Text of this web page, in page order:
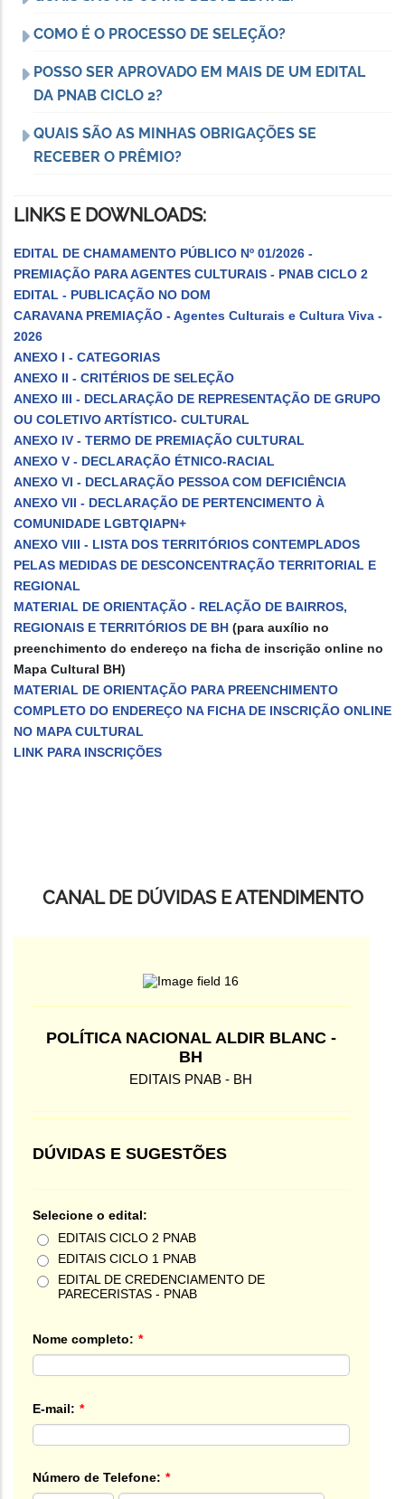
COMO É O PROCESSO DE SELEÇÃO?
POSSO SER APROVADO EM MAIS DE UM EDITAL
DA PNAB CICLO 2?
QUAIS SÃO AS MINHAS OBRIGAÇÕES SE
RECEBER O PRÊMIO?
LINKS E DOWNLOADS:
EDITAL DE CHAMAMENTO PÚBLICO Nº 01/2026 -
PREMIAÇÃO PARA AGENTES CULTURAIS - PNAB CICLO 2
EDITAL - PUBLICAÇÃO NO DOM
CARAVANA PREMIAÇÃO - Agentes Culturais e Cultura Viva -
2026
ANEXO I - CATEGORIAS
ANEXO II - CRITÉRIOS DE SELEÇÃO
ANEXO III - DECLARAÇÃO DE REPRESENTAÇÃO DE GRUPO
OU COLETIVO ARTÍSTICO- CULTURAL
ANEXO IV - TERMO DE PREMIAÇÃO CULTURAL
ANEXO V - DECLARAÇÃO ÉTNICO-RACIAL
ANEXO VI - DECLARAÇÃO PESSOA COM DEFICIÊNCIA
ANEXO VII - DECLARAÇÃO DE PERTENCIMENTO À
COMUNIDADE LGBTQIAPN+
ANEXO VIII - LISTA DOS TERRITÓRIOS CONTEMPLADOS
PELAS MEDIDAS DE DESCONCENTRAÇÃO TERRITORIAL E
REGIONAL
MATERIAL DE ORIENTAÇÃO - RELAÇÃO DE BAIRROS,
REGIONAIS E TERRITÓRIOS DE BH (para auxílio no
preenchimento do endereço na ficha de inscrição online no
Mapa Cultural BH)
MATERIAL DE ORIENTAÇÃO PARA PREENCHIMENTO
COMPLETO DO ENDEREÇO NA FICHA DE INSCRIÇÃO ONLINE
NO MAPA CULTURAL
LINK PARA INSCRIÇÕES
CANAL DE DÚVIDAS E ATENDIMENTO